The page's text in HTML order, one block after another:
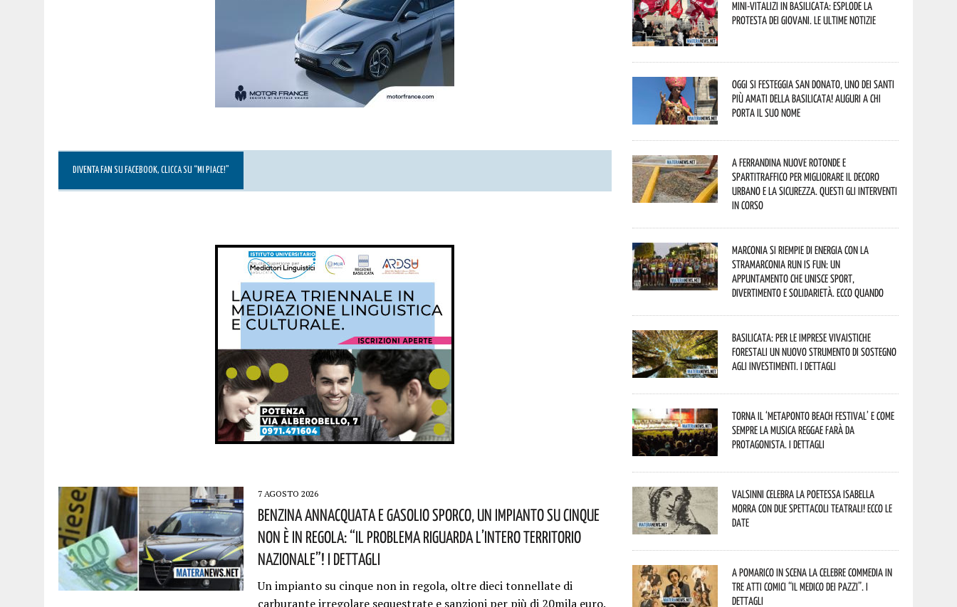
DIVENTA FAN SU FACEBOOK, CLICCA SU “MI PIACE!”
7 AGOSTO 2026
Benzina Annacquata E Gasolio Sporco, Un Impianto Su Cinque
Non È In Regola: “il Problema Riguarda L’intero Territorio
Nazionale”! I Dettagli
Un impianto su cinque non in regola, oltre dieci tonnellate di
carburante irregolare sequestrate e sanzioni per più di 20mila euro.
Mini-vitalizi in Basilicata: esplode la
protesta dei giovani. Le ultime notizie
Oggi si festeggia San Donato, uno dei Santi
più amati della Basilicata! Auguri a chi
porta il suo nome
A Ferrandina nuove rotonde e
spartitraffico per migliorare il decoro
urbano e la sicurezza. Questi gli interventi
in corso
Marconia si riempie di energia con la
StraMarconia Run is Fun: un
appuntamento che unisce sport,
divertimento e solidarietà. Ecco quando
Basilicata: per le imprese vivaistiche
forestali un nuovo strumento di sostegno
agli investimenti. I dettagli
Torna il ‘Metaponto beach festival’ e come
sempre la musica reggae farà da
protagonista. I dettagli
Valsinni celebra la poetessa Isabella
Morra con due spettacoli teatrali! Ecco le
date
A Pomarico in scena la celebre commedia in
tre atti comici “Il medico dei pazzi”. I
dettagli